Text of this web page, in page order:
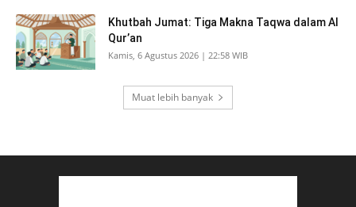
Khutbah Jumat: Tiga Makna Taqwa dalam Al
Qur’an
Kamis, 6 Agustus 2026 | 22:58 WIB
Muat lebih banyak